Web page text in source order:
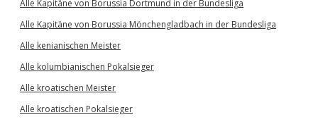
Alle Kapitäne von Borussia Dortmund in der Bundesliga
Alle Kapitäne von Borussia Mönchengladbach in der Bundesliga
Alle kenianischen Meister
Alle kolumbianischen Pokalsieger
Alle kroatischen Meister
Alle kroatischen Pokalsieger